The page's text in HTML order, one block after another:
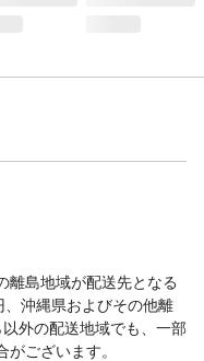
離島地域が配送先となる
沖縄県およびその他離
外の配送地域でも、一部
ございます。